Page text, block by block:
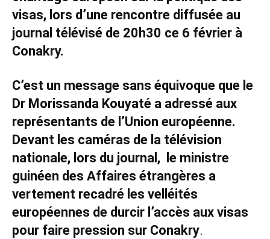
visas, lors d’une rencontre diffusée au
journal télévisé de 20h30 ce 6 février à
Conakry.
C’est un message sans équivoque que le
Dr Morissanda Kouyaté a adressé aux
représentants de l’Union européenne.
Devant les caméras de la télévision
nationale, lors du journal, le ministre
guinéen des Affaires étrangères a
vertement recadré les velléités
européennes de durcir l’accès aux visas
pour faire pression sur Conakry.